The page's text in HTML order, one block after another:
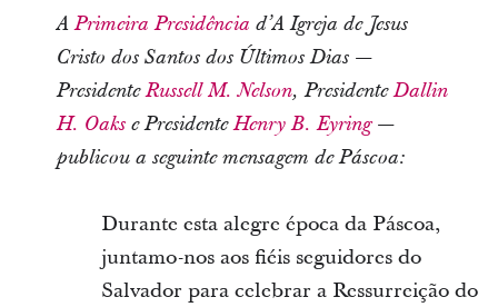
APrimeira Presidência d’A Igreja de Jesus
Cristo dos Santos dos Últimos Dias —
PresidenteRussell M. Nelson, PresidenteDallin
H. Oakse PresidenteHenry B. Eyring—
publicou a seguinte mensagem de Páscoa:
Durante esta alegre época da Páscoa,
juntamo-nos aos fiéis seguidores do
Salvador para celebrar a Ressurreição do